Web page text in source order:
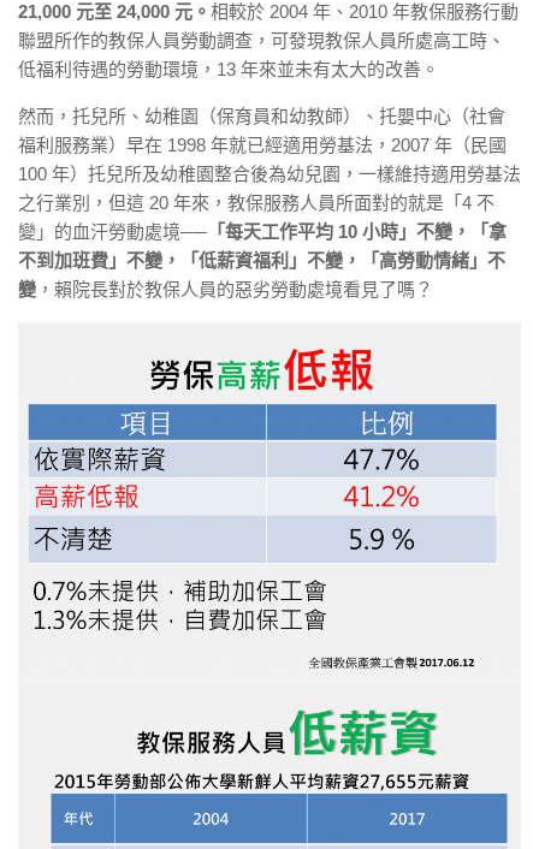
21,000 元至 24,000 元。 相較於 2004 年、2010 年教保服務行動
聯盟所作的教保人員勞動調查，可發現教保人員所處高工時、
低福利待遇的勞動環境，13 年來並未有太大的改善。
然而，托兒所、幼稚園（保育員和幼教師）、托嬰中心（社會
福利服務業）早在 1998 年就已經適用勞基法，2007 年（民國
100 年）托兒所及幼稚園整合後為幼兒園，一樣維持適用勞基法
之行業別，但這 20 年來，教保服務人員所面對的就是「4 不
變」的血汗勞動處境── 「每天工作平均 10 小時」不變，「拿
不到加班費」不變，「低薪資福利」不變，「高勞動情緒」不
變 ，賴院長對於教保人員的惡劣勞動處境看見了嗎？